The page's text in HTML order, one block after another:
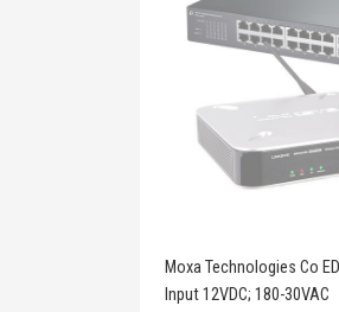
Moxa Technologies Co
Input 12VDC; 180-30VAC